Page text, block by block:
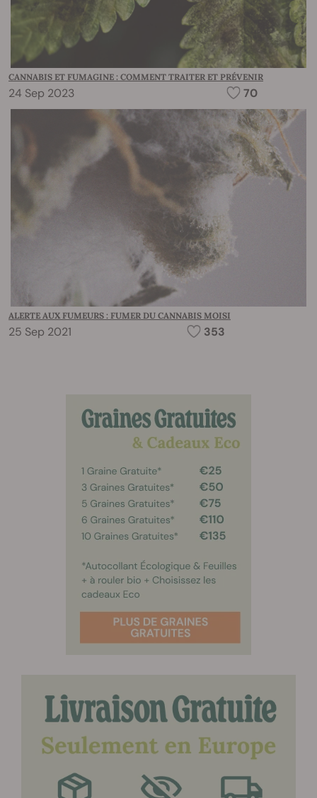
CANNABIS ET FUMAGINE : COMMENT TRAITER ET PRÉVENIR
24 Sep 2023 70
ALERTE AUX FUMEURS : FUMER DU CANNABIS MOISI
25 Sep 2021 353